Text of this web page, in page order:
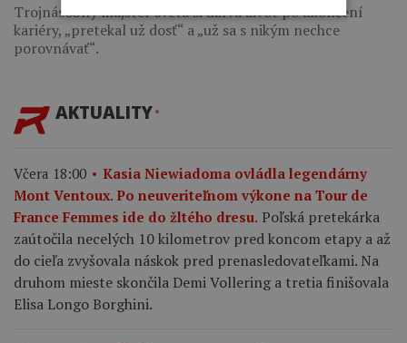
Trojnásobný majster sveta si užíva život po ukončení
kariéry, „pretekal už dosť“ a „už sa s nikým nechce
porovnávať“.
AKTUALITY
Včera 18:00
Kasia Niewiadoma ovládla legendárny
Mont Ventoux. Po neuveriteľnom výkone na Tour de
France Femmes ide do žltého dresu. Poľská pretekárka
zaútočila necelých 10 kilometrov pred koncom etapy a až
do cieľa zvyšovala náskok pred prenasledovateľkami. Na
druhom mieste skončila Demi Vollering a tretia finišovala
Elisa Longo Borghini.